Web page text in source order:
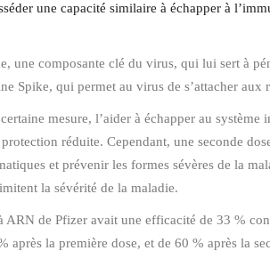
une capacité similaire à échapper à
une composante clé du virus, qui lui sert à
Spike, qui permet au virus de s’attacher aux
mesure, l’aider à échapper au
réduite. Cependant, une seconde
et prévenir les formes sévères de la
la sévérité de la maladie.
ARN de Pfizer avait une efficacité de 33 %
après la première dose, et de 60 % après la